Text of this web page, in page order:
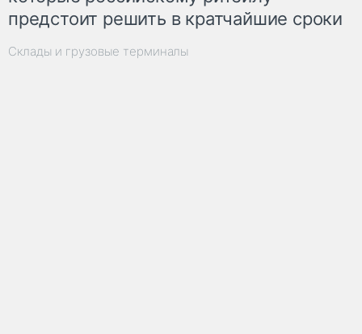
предстоит решить в кратчайшие сроки
Склады и грузовые терминалы